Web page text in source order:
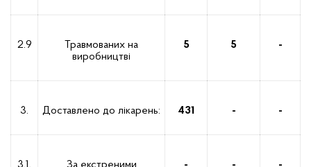
2.9
Травмованих на
виробництві
5 5 -
3. Доставлено до лікарень: 431 - -